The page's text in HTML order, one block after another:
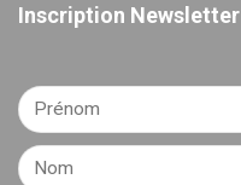
Inscription Newsletter